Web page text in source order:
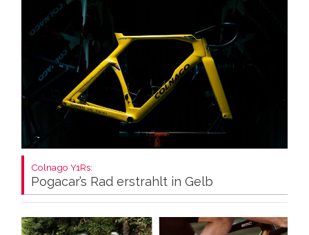
Colnago Y1Rs:
Pogacar’s Rad erstrahlt in Gelb